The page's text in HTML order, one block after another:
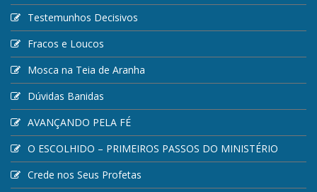
Testemunhos Decisivos
Fracos e Loucos
Mosca na Teia de Aranha
Dúvidas Banidas
AVANÇANDO PELA FÉ
O ESCOLHIDO – PRIMEIROS PASSOS DO MINISTÉRIO
Crede nos Seus Profetas